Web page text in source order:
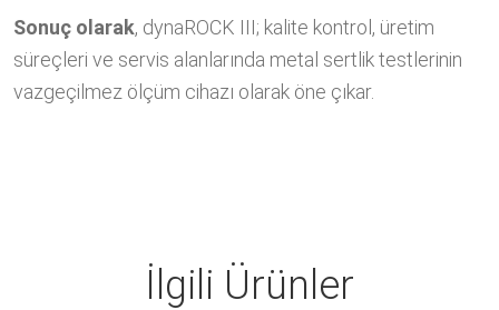
Sonuç olarak, dynaROCK III; kalite kontrol, üretim
süreçleri ve servis alanlarında metal sertlik testlerinin
vazgeçilmez ölçüm cihazı olarak öne çıkar.
İlgili Ürünler